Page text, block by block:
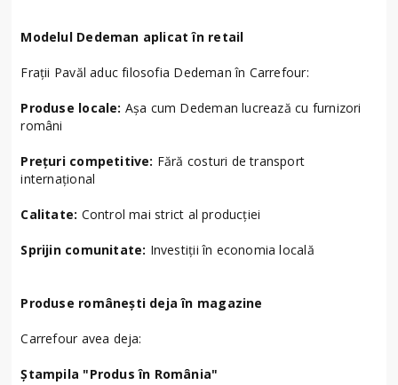
Modelul Dedeman aplicat în retail
Frații Pavăl aduc filosofia Dedeman în Carrefour:
Produse locale: Așa cum Dedeman lucrează cu furnizori
români
Prețuri competitive: Fără costuri de transport
internațional
Calitate: Control mai strict al producției
Sprijin comunitate: Investiții în economia locală
Produse românești deja în magazine
Carrefour avea deja:
Ștampila "Produs în România"